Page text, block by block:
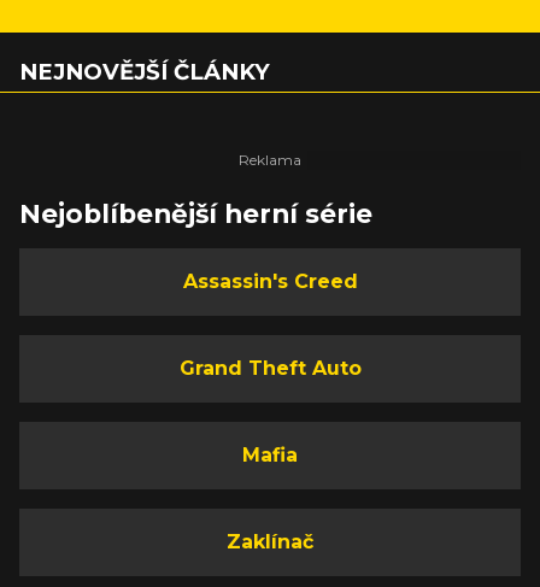
NEJNOVĚJŠÍ ČLÁNKY
Nejoblíbenější herní série
Assassin's Creed
Grand Theft Auto
Mafia
Zaklínač